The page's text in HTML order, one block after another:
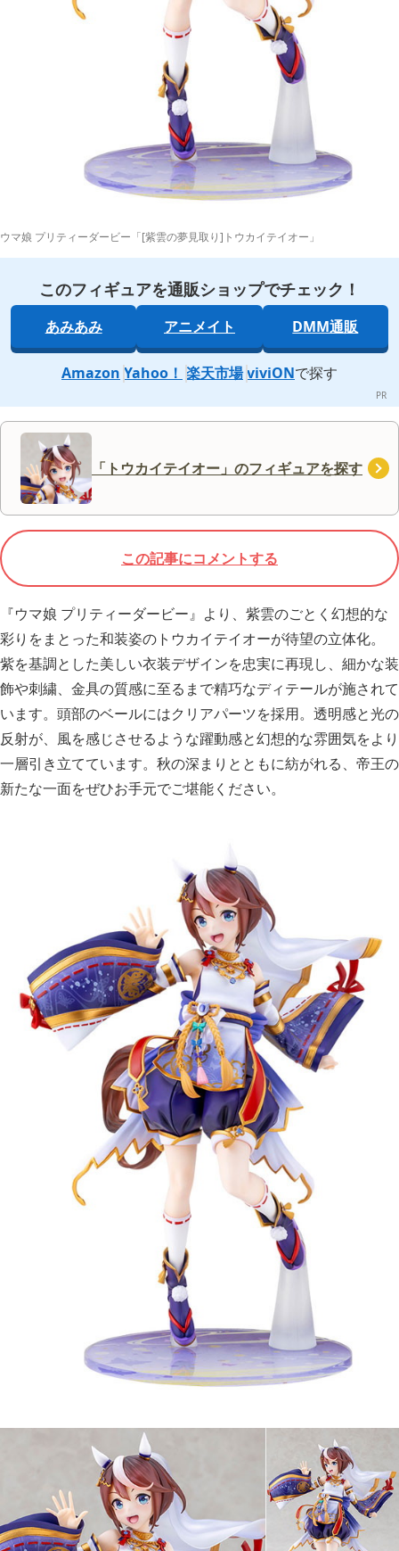
ウマ娘 プリティーダービー「[紫雲の夢見取り]トウカイテイオー」
このフィギュアを通販ショップでチェック！
あみあみ アニメイト DMM通販
Amazon Yahoo！ 楽天市場 viviONで探す
「トウカイテイオー」のフィギュアを探す
この記事にコメントする
『ウマ娘 プリティーダービー』より、紫雲のごとく幻想的な
彩りをまとった和装姿のトウカイテイオーが待望の立体化。
紫を基調とした美しい衣装デザインを忠実に再現し、細かな装
飾や刺繍、金具の質感に至るまで精巧なディテールが施されて
います。頭部のベールにはクリアパーツを採用。透明感と光の
反射が、風を感じさせるような躍動感と幻想的な雰囲気をより
一層引き立てています。秋の深まりとともに紡がれる、帝王の
新たな一面をぜひお手元でご堪能ください。